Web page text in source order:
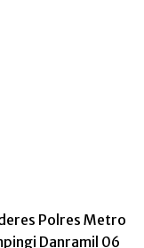
Polres Metro
Danramil 06